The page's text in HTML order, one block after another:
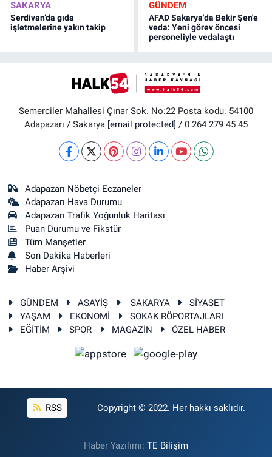
SAKARYA
Serdivan’da gıda
işletmelerine yakın takip
GÜNDEM
AFAD Sakarya'da Bekir Şen'e
veda: Yeni görev öncesi
personeliyle vedalaştı
Semerciler Mahallesi Çınar Sok. No:22 Posta kodu: 54100
Adapazarı / Sakarya [email protected] / 0 264 279 45 45
Adapazarı Nöbetçi Eczaneler
Adapazarı Hava Durumu
Adapazarı Trafik Yoğunluk Haritası
Puan Durumu ve Fikstür
Tüm Manşetler
Son Dakika Haberleri
Haber Arşivi
GÜNDEM ASAYİŞ SAKARYA
SİYASET
YAŞAM
EKONOMİ
SOKAK RÖPORTAJLARI
EĞİTİM
SPOR MAGAZİN ÖZEL HABER
RSS Copyright © 2022. Her hakkı saklıdır.
Haber Yazılımı: TE Bilişim